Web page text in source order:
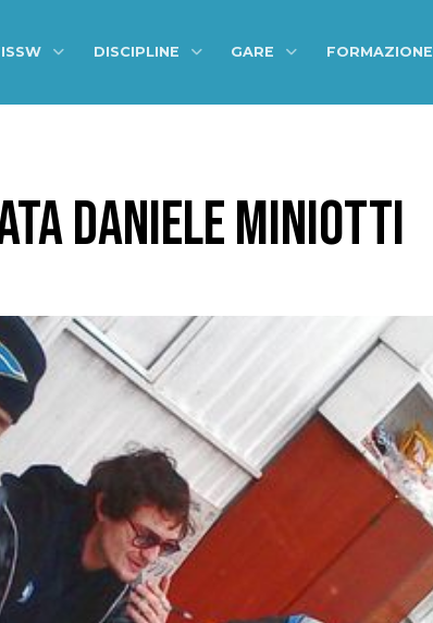
DISCIPLINE GARE FORMAZIONE
DANIELE MINIOTTI